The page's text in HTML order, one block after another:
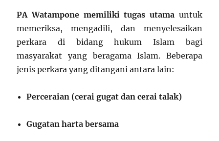
PA Watampone memiliki tugas utamauntuk
memeriksa, mengadili, dan menyelesaikan
perkara di bidang hukum Islam bagi
masyarakat yang beragama Islam. Beberapa
jenis perkara yang ditangani antara lain:
Perceraian (cerai gugat dan cerai talak)
Gugatan harta bersama